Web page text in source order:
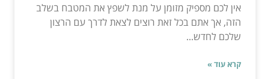
אין לכם מספיק מזומן על מנת לשפץ את המטבח בשלב
הזה, אך אתם בכל זאת רוצים לצאת לדרך עם הרצון
שלכם לחדש...
קרא עוד »